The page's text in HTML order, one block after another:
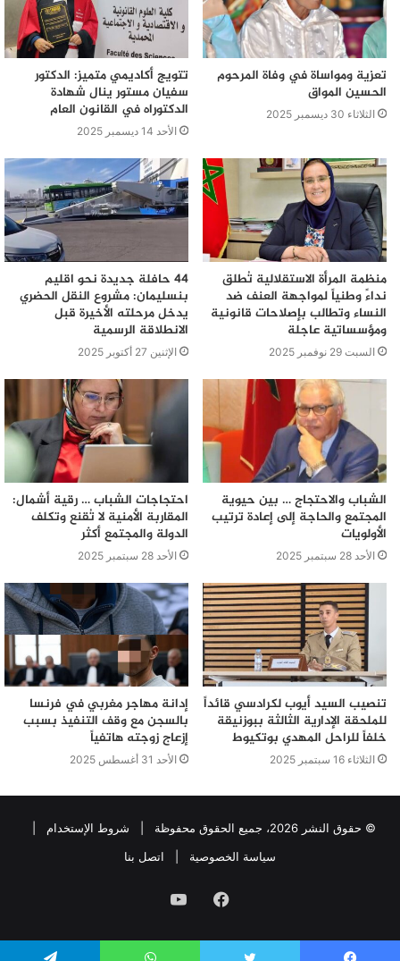
تعزية ومواساة في وفاة المرحوم
الحسين المواق
الثلاثاء 30 ديسمبر 2025
تتويج أكاديمي متميز: الدكتور
سفيان مستور ينال شهادة
الدكتوراه في القانون العام
الأحد 14 ديسمبر 2025
منظمة المرأة الاستقلالية تُطلق
نداءً وطنياً لمواجهة العنف ضد
النساء وتطالب بإصلاحات قانونية
ومؤسساتية عاجلة
السبت 29 نوفمبر 2025
44 حافلة جديدة نحو اقليم
بنسليمان: مشروع النقل الحضري
يدخل مرحلته الأخيرة قبل
الانطلاقة الرسمية
الإثنين 27 أكتوبر 2025
الشباب والاحتجاج … بين حيوية
المجتمع والحاجة إلى إعادة ترتيب
الأولويات
الأحد 28 سبتمبر 2025
احتجاجات الشباب … رقية أشمال:
المقاربة الأمنية لا تُقنع وتكلف
الدولة والمجتمع أكثر
الأحد 28 سبتمبر 2025
تنصيب السيد أيوب لكرادسي قائداً
للملحقة الإدارية الثالثة ببوزنيقة
خلفاً للراحل المهدي بوتكيوط
الثلاثاء 16 سبتمبر 2025
إدانة مهاجر مغربي في فرنسا
بالسجن مع وقف التنفيذ بسبب
إزعاج زوجته هاتفياً
الأحد 31 أغسطس 2025
© حقوق النشر 2026، جميع الحقوق محفوظة | شروط الإستخدام
سياسة الخصوصية
اتصل بنا
فيسبوكيوتيوب